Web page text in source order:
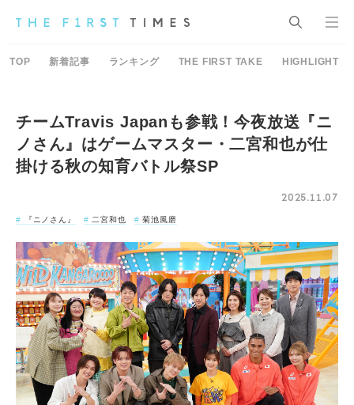
TOP 新着記事 ランキング THE FIRST TAKE HIGHLIGHT
チームTravis Japanも参戦！今夜放送『ニ
ノさん』はゲームマスター・二宮和也が仕
掛ける秋の知育バトル祭SP
2025.11.07
『ニノさん』 二宮和也 菊池風磨